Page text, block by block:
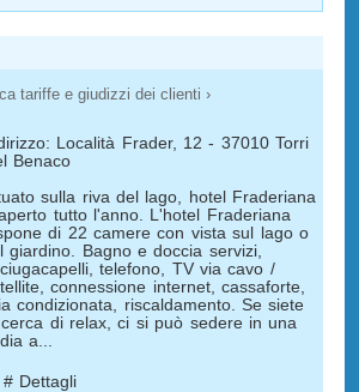
tariffe e giudizzi dei clienti ›
Località Frader, 12 - 37010 Torri
Benaco
sulla riva del lago, hotel Fraderiana
tutto l'anno. L'hotel Fraderiana
di 22 camere con vista sul lago o
giardino. Bagno e doccia servizi,
telefono, TV via cavo /
connessione internet, cassaforte,
condizionata, riscaldamento. Se siete
di relax, ci si può sedere in una
a...
Dettagli